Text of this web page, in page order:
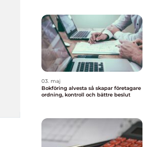
03. maj
Bokföring alvesta så skapar företagare
ordning, kontroll och bättre beslut